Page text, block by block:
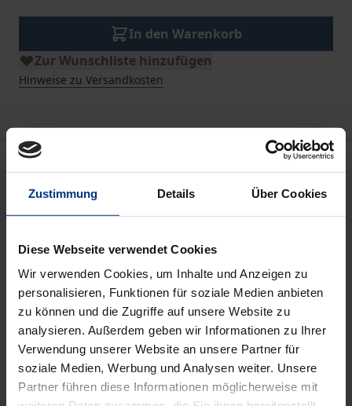
Zustimmung Details Über Cookies
Diese Webseite verwendet Cookies
Wir verwenden Cookies, um Inhalte und Anzeigen zu
personalisieren, Funktionen für soziale Medien anbieten
zu können und die Zugriffe auf unsere Website zu
analysieren. Außerdem geben wir Informationen zu Ihrer
Verwendung unserer Website an unsere Partner für
soziale Medien, Werbung und Analysen weiter. Unsere
Partner führen diese Informationen möglicherweise mit
In den Warenkorb
Zur Wunschliste hinzufügen
Hinweise zu Versandkosten
Beschreibung
potenziellen Auswirkungen auf den Arbeitsmarkt
und die Beschäftigung diskutiert. Das Kernstück und
zugleich den zentralen Streitpunkt bei einer Vielzahl
betriebsbedingter Kündigungen bilden die
gesetzlichen Regelungen zur Sozialauswahl.
Obwohl den Regelungen zur Sozialauswahl, deren